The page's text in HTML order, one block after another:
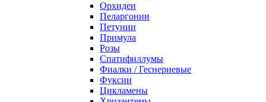
Орхидеи
Пеларгонии
Петунии
Примула
Розы
Спатифиллумы
Фиалки / Геснериевые
Фуксии
Цикламены